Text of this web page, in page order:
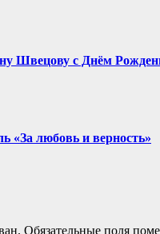
Швецову с Днём
любовь и верность»
Обязательные поля